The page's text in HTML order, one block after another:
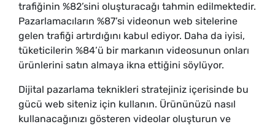
trafiğinin %82’sini oluşturacağı tahmin edilmektedir.
Pazarlamacıların %87’si videonun web sitelerine
gelen trafiği artırdığını kabul ediyor. Daha da iyisi,
tüketicilerin %84’ü bir markanın videosunun onları
ürünlerini satın almaya ikna ettiğini söylüyor.
Dijital pazarlama teknikleri stratejiniz içerisinde bu
gücü web siteniz için kullanın. Ürününüzü nasıl
kullanacağınızı gösteren videolar oluşturun ve